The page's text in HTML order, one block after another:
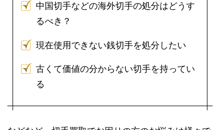
中国切手などの海外切手の処分はどうす
るべき？
現在使用できない銭切手を処分したい
古くて価値の分からない切手を持ってい
る